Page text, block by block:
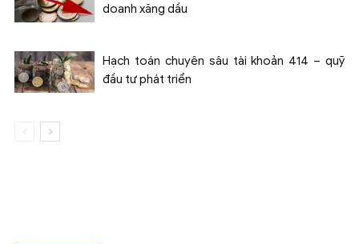
doanh xăng dầu
Hạch toán chuyên sâu tài khoản 414 – quỹ
đầu tư phát triển